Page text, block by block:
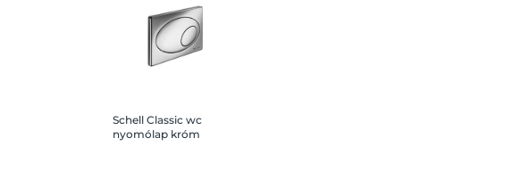
Schell Classic wc
nyomólap króm